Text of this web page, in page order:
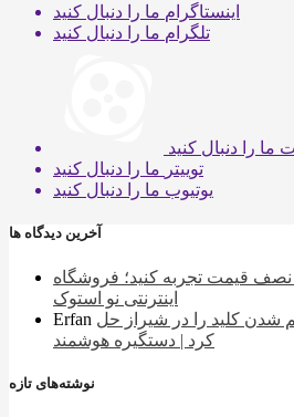
اینستاگرام ما را دنبال کنید
تلگرام ما را دنبال کنید
ما را دنبال کنید
توییتر ما را دنبال کنید
یوتیوب ما را دنبال کنید
آخرین دیدگاه ها
نصف قیمت تجربه کنید؛ فروشگاه
اینترنتی نو استوک
Erfan کلید را در شیراز حل
کرد | دستگیره هوشمند
نوشته‌های تازه